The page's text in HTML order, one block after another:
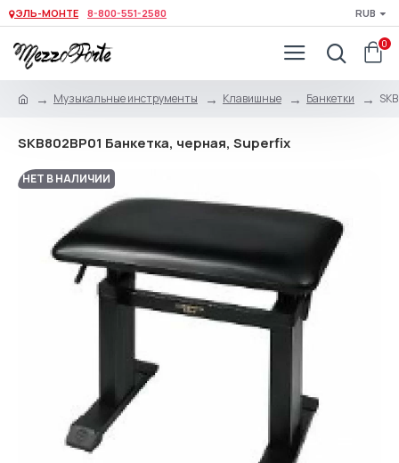
ЭЛЬ-МОНТЕ 8-800-551-2580 RUB
0
Музыкальные инструменты Клавишные Банкетки
SKB802BP01 Банкетка, черная, Superfix
НЕТ В НАЛИЧИИ